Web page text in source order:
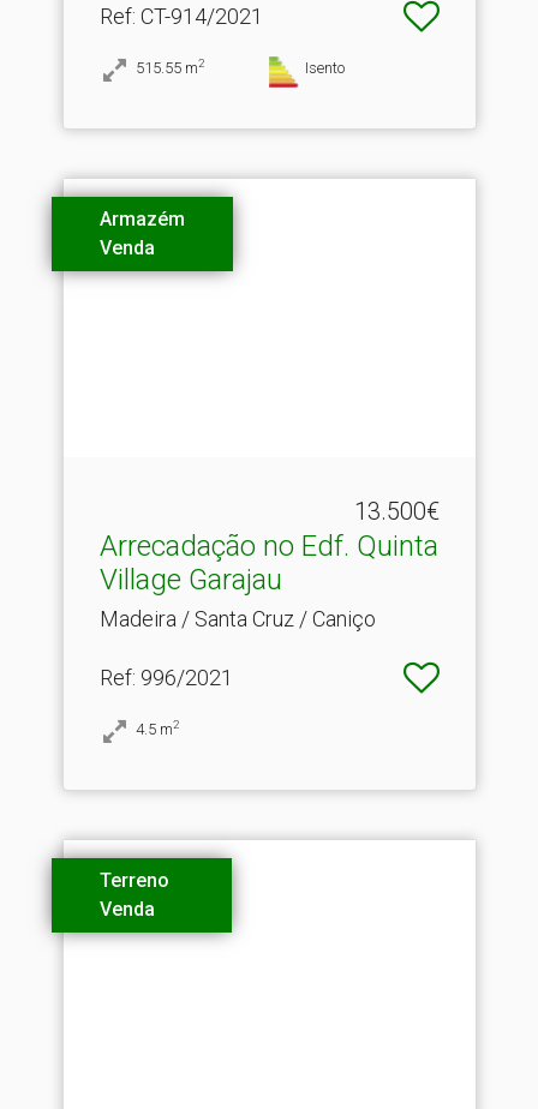
Ref: CT-914/2021
515.55 m2 Isento
Armazém
Venda
13.500€
Arrecadação no Edf.​ Quinta
Village Garajau
Madeira / Santa Cruz / Caniço
Ref: 996/2021
4.5 m2
Terreno
Venda